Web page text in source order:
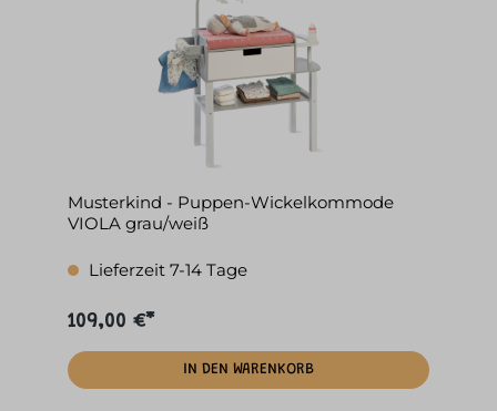
Musterkind - Puppen-Wickelkommode
VIOLA grau/weiß
Lieferzeit 7-14 Tage
109,00 €*
IN DEN WARENKORB